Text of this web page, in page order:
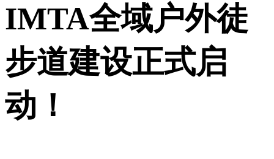
IMTA全域户外徒
步道建设正式启
动！